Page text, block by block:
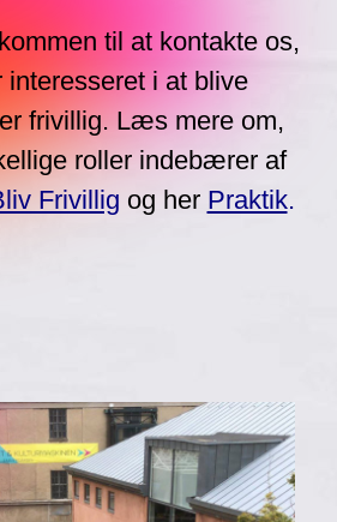
til at kontakte os,
interesseret i at blive
frivillig. Læs mere om,
roller indebærer af
Frivillig og her Praktik.